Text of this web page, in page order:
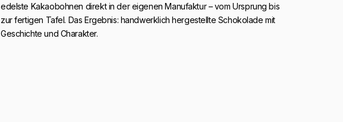
edelste Kakaobohnen direkt in der eigenen Manufaktur – vom Ursprung bis
zur fertigen Tafel. Das Ergebnis: handwerklich hergestellte Schokolade mit
Geschichte und Charakter.